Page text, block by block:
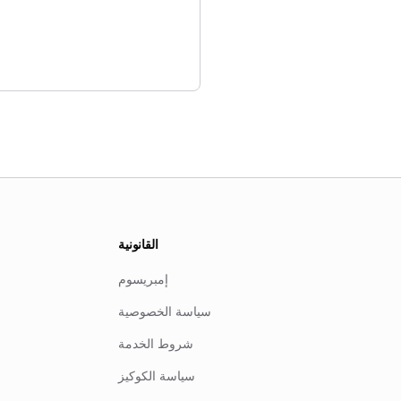
القانونية
إمبريسوم
سياسة الخصوصية
شروط الخدمة
سياسة الكوكيز